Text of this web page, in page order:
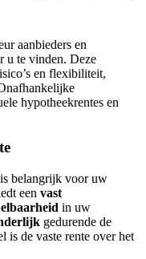
aanbieders en
u te vinden. Deze
en flexibiliteit,
hypotheekrentes en
is belangrijk voor uw
een vast
in uw
gedurende de
is de vaste rente over het